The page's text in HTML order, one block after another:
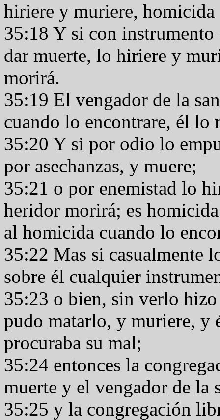
hiriere y muriere,
35:18 Y si con instrumento
dar muerte, lo hiriere y
morirá.
35:19 El vengador de la
cuando lo encontrare, él lo
35:20 Y si por odio lo
por asechanzas, y muere;
35:21 o por enemistad lo
heridor morirá; es
al homicida cuando lo
35:22 Mas si casualmente
sobre él cualquier
35:23 o bien, sin verlo
pudo matarlo, y muriere, y
procuraba su mal;
35:24 entonces la
muerte y el vengador de la
35:25 y la congregación